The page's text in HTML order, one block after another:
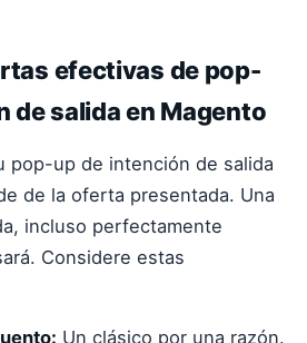
efectivas de pop-
de salida en Magento
pop-up de intención de salida
de la oferta presentada. Una
incluso perfectamente
Considere estas
Un clásico por una razón.